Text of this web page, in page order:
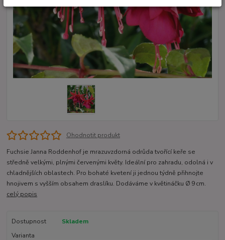
Ohodnotit produkt
Fuchsie Janna Roddenhof je mrazuvzdorná odrůda tvořící keře se
středně velkými, plnými červenými květy. Ideální pro zahradu, odolná i v
chladnějších oblastech. Pro bohaté kvetení ji jednou týdně přihnojte
hnojivem s vyšším obsahem draslíku. Dodáváme v květináčku Ø 9 cm.
celý popis
Dostupnost
Skladem
Varianta